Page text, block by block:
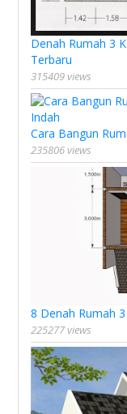
Denah Rumah 3
Terbaru
315409 views
Cara Bangun
235806 views
8 Denah Rumah
225277 views